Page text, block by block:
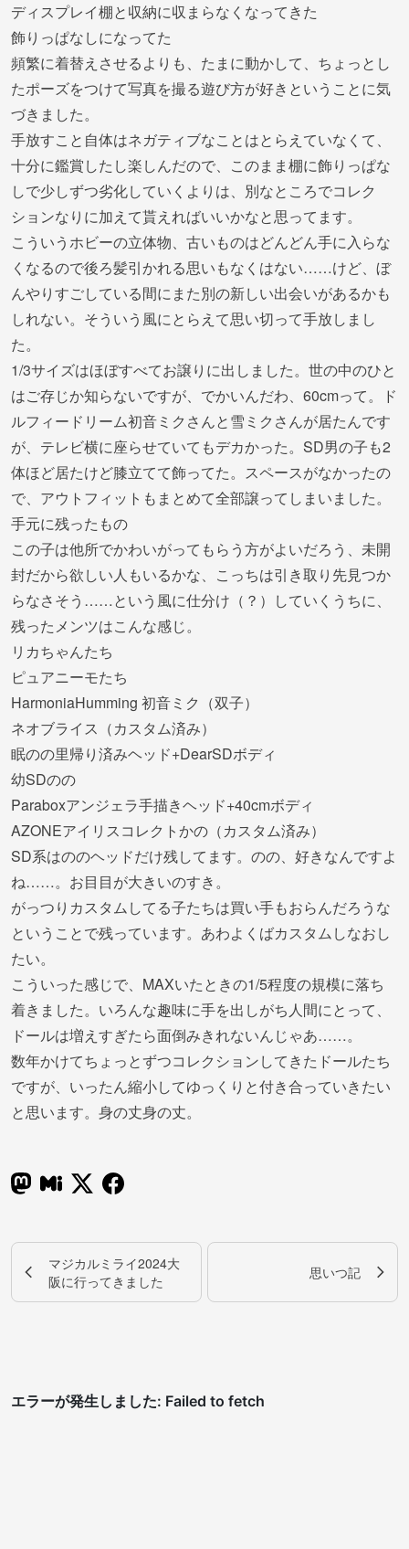
ディスプレイ棚と収納に収まらなくなってきた
飾りっぱなしになってた
頻繁に着替えさせるよりも、たまに動かして、ちょっとし
たポーズをつけて写真を撮る遊び方が好きということに気
づきました。
手放すこと自体はネガティブなことはとらえていなくて、
十分に鑑賞したし楽しんだので、このまま棚に飾りっぱな
しで少しずつ劣化していくよりは、別なところでコレク
ションなりに加えて貰えればいいかなと思ってます。
こういうホビーの立体物、古いものはどんどん手に入らな
くなるので後ろ髪引かれる思いもなくはない……けど、ぼ
んやりすごしている間にまた別の新しい出会いがあるかも
しれない。そういう風にとらえて思い切って手放しまし
た。
1/3サイズはほぼすべてお譲りに出しました。世の中のひと
はご存じか知らないですが、でかいんだわ、60cmって。ド
ルフィードリーム初音ミクさんと雪ミクさんが居たんです
が、テレビ横に座らせていてもデカかった。SD男の子も2
体ほど居たけど膝立てて飾ってた。スペースがなかったの
で、アウトフィットもまとめて全部譲ってしまいました。
手元に残ったもの
この子は他所でかわいがってもらう方がよいだろう、未開
封だから欲しい人もいるかな、こっちは引き取り先見つか
らなさそう……という風に仕分け（？）していくうちに、
残ったメンツはこんな感じ。
リカちゃんたち
ピュアニーモたち
HarmoniaHumming 初音ミク（双子）
ネオブライス（カスタム済み）
眠のの里帰り済みヘッド+DearSDボディ
幼SDのの
Paraboxアンジェラ手描きヘッド+40cmボディ
AZONEアイリスコレクトかの（カスタム済み）
SD系はののヘッドだけ残してます。のの、好きなんですよ
ね……。お目目が大きいのすき。
がっつりカスタムしてる子たちは買い手もおらんだろうな
ということで残っています。あわよくばカスタムしなおし
たい。
こういった感じで、MAXいたときの1/5程度の規模に落ち
着きました。いろんな趣味に手を出しがち人間にとって、
ドールは増えすぎたら面倒みきれないんじゃあ……。
数年かけてちょっとずつコレクションしてきたドールたち
ですが、いったん縮小してゆっくりと付き合っていきたい
と思います。身の丈身の丈。
マジカルミライ2024大
阪に行ってきました
思いつ記